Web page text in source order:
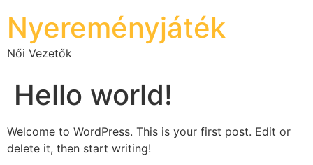
Nyereményjáték
Női Vezetők
Hello world!
Welcome to WordPress. This is your first post. Edit or
delete it, then start writing!